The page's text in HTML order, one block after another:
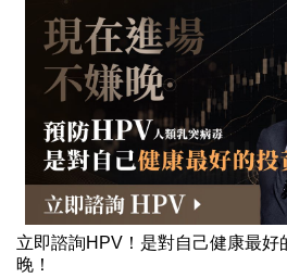
立即諮詢HPV！是對自己健康最好
晚！